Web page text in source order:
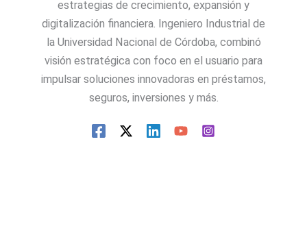
estrategias de crecimiento, expansión y
digitalización financiera. Ingeniero Industrial de
la Universidad Nacional de Córdoba, combinó
visión estratégica con foco en el usuario para
impulsar soluciones innovadoras en préstamos,
seguros, inversiones y más.